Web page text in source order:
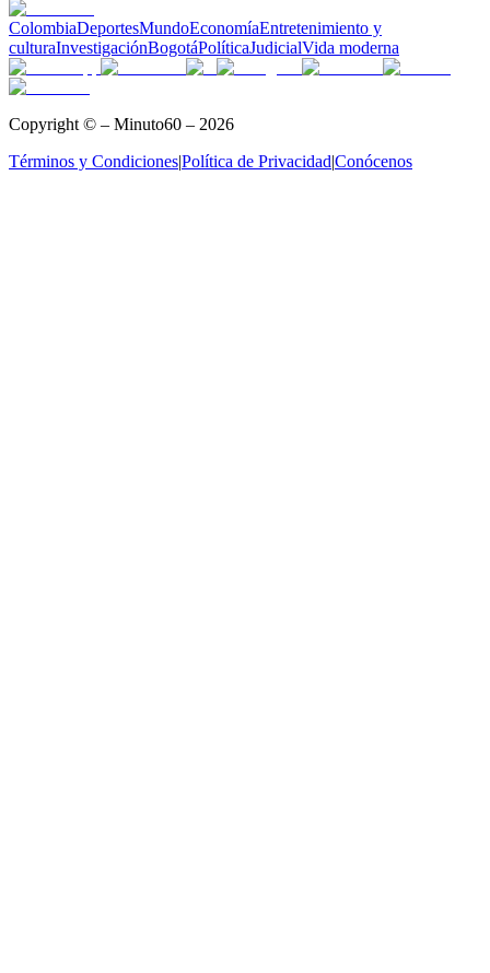
ColombiaDeportesMundoEconomíaEntretenimiento y
culturaInvestigaciónBogotáPolíticaJudicialVida moderna
Copyright © – Minuto60 – 2026
Términos y Condiciones|Política de Privacidad|Conócenos